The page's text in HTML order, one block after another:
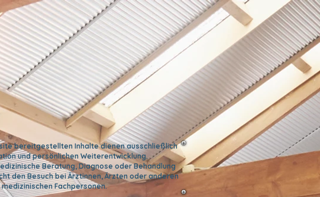
bereitgestellten Inhalte dienen ausschließlich
und persönlichen Weiterentwicklung.
Beratung, Diagnose oder Behandlung
den Besuch bei Ärztinnen, Ärzten oder anderen
medizinischen Fachpersonen.